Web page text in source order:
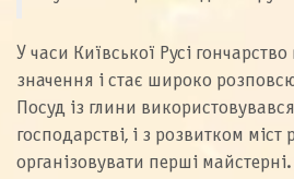
У часи Київської Русі
значення і стає широко
Посуд із глини
господарстві, і з розвитком
організовувати перші